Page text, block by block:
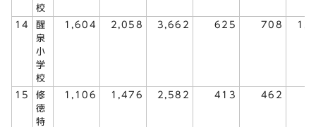
校
14
醒
泉
小
学
校
1,604 2,058 3,662 625 708
15
修
徳
特
1,106 1,476 2,582 413 462